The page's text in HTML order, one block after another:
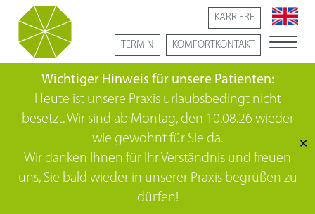
Wichtiger Hinweis für unsere Patienten:
Heute ist unsere Praxis urlaubsbedingt nicht
besetzt. Wir sind ab Montag, den 10.08.26 wieder
wie gewohnt für Sie da.
Wir danken Ihnen für Ihr Verständnis und freuen
uns, Sie bald wieder in unserer Praxis begrüßen zu
dürfen!
✕
KOMFORTKONTAKT
TERMIN
KARRIERE